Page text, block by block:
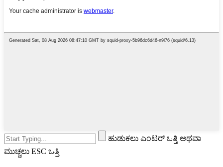
ಹುಡುಕಲು ಎಂಟರ್ ಒತ್ತಿ ಅಥವಾ
ಮುಚ್ಚಲು ESC ಒತ್ತಿ